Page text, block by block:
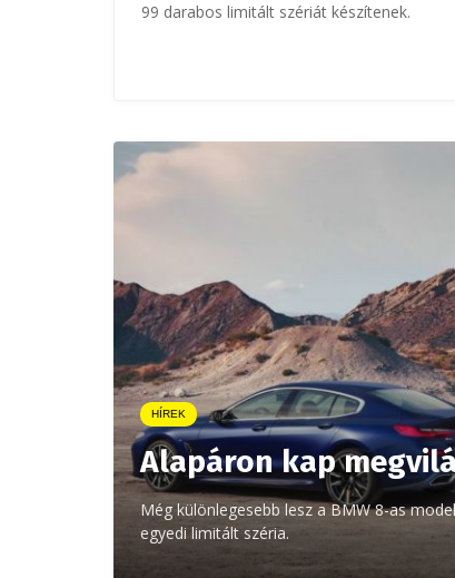
99 darabos limitált szériát készítenek.
HÍREK
Alapáron kap
Még különlegesebb lesz a BMW 8-as
egyedi limitált széria.